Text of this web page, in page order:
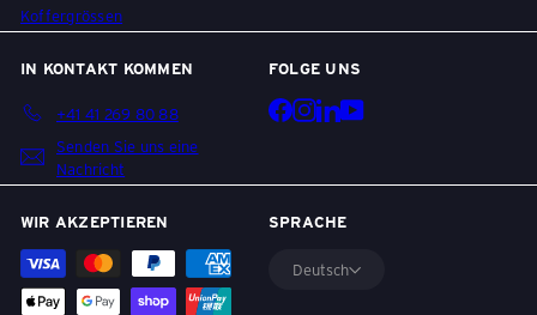
Koffergrössen
IN KONTAKT KOMMEN
+41 41 269 80 88
Senden Sie uns eine
Nachricht
FOLGE UNS
Facebook
Instagram
LinkedIn
YouTube
WIR AKZEPTIEREN SPRACHE
Deutsch